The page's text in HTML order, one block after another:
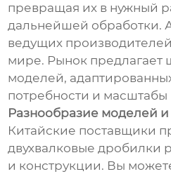
превращая их в нужный
дальнейшей обработки.
ведущих
мире. Рынок
моделей,
потребности и масштабы
Разнообразие моделей
Китайские поставщики
двухвалковые дробилки
и конструкции. Вы